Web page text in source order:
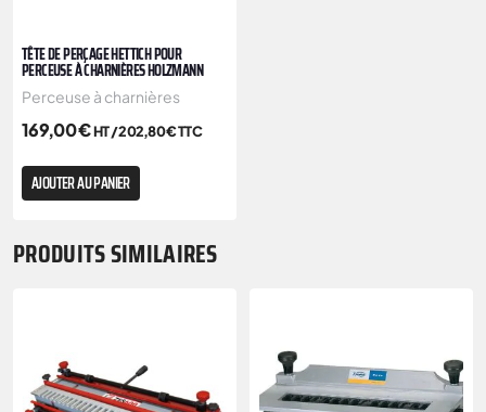
TÊTE DE PERÇAGE HETTICH POUR
PERCEUSE À CHARNIÈRES HOLZMANN
Perceuse à charnières
169,00€HT /202,80€TTC
AJOUTER AU PANIER
PRODUITS SIMILAIRES